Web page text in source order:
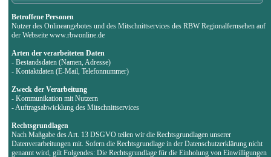
Betroffene Personen
Nutzer des Onlineangebotes und des Mitschnittservices des RBW Regionalfernsehen auf
der Webseite www.rbwonline.de
Arten der verarbeiteten Daten
- Bestandsdaten (Namen, Adresse)
- Kontaktdaten (E-Mail, Telefonnummer)
Zweck der Verarbeitung
- Kommunikation mit Nutzern
- Auftragsabwicklung des Mitschnittservices
Rechtsgrundlagen
Nach Maßgabe des Art. 13 DSGVO teilen wir die Rechtsgrundlagen unserer
Datenverarbeitungen mit. Sofern die Rechtsgrundlage in der Datenschutzerklärung nicht
genannt wird, gilt Folgendes: Die Rechtsgrundlage für die Einholung von Einwilligungen